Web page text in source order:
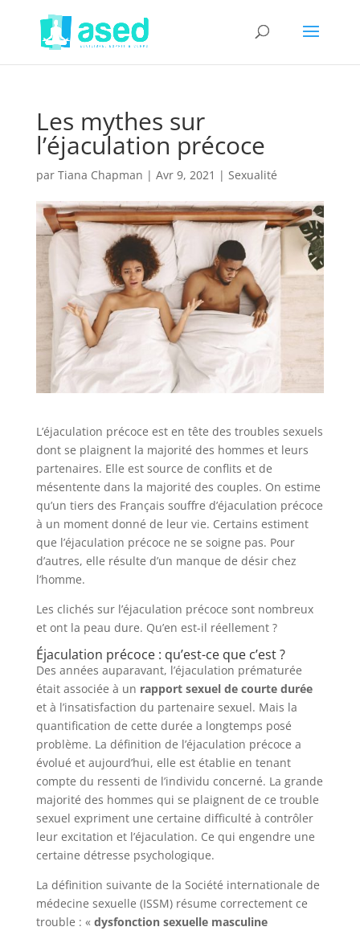
Les mythes sur
l’éjaculation précoce
par Tiana Chapman | Avr 9, 2021 | Sexualité
L’éjaculation précoce est en tête des troubles sexuels
dont se plaignent la majorité des hommes et leurs
partenaires. Elle est source de conflits et de
mésentente dans la majorité des couples. On estime
qu’un tiers des Français souffre d’éjaculation précoce
à un moment donné de leur vie. Certains estiment
que l’éjaculation précoce ne se soigne pas. Pour
d’autres, elle résulte d’un manque de désir chez
l’homme.
Les clichés sur l’éjaculation précoce sont nombreux
et ont la peau dure. Qu’en est-il réellement ?
Éjaculation précoce : qu’est-ce que c’est ?
Des années auparavant, l’éjaculation prématurée
était associée à un rapport sexuel de courte durée
et à l’insatisfaction du partenaire sexuel. Mais la
quantification de cette durée a longtemps posé
problème. La définition de l’éjaculation précoce a
évolué et aujourd’hui, elle est établie en tenant
compte du ressenti de l’individu concerné. La grande
majorité des hommes qui se plaignent de ce trouble
sexuel expriment une certaine difficulté à contrôler
leur excitation et l’éjaculation. Ce qui engendre une
certaine détresse psychologique.
La définition suivante de la Société internationale de
médecine sexuelle (ISSM) résume correctement ce
trouble : « dysfonction sexuelle masculine